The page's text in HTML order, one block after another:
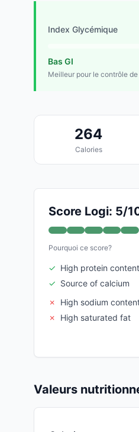
Index Glycémique
Bas GI
Meilleur pour le contrôle
264
Calories
Score Logi: 5/
Pourquoi ce score?
✓ High protein content
✓ Source of calcium
✗
High sodium
✗
High saturated fat
Valeurs